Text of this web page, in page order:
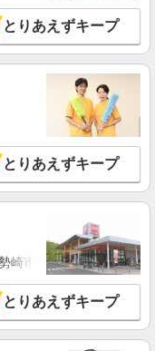
追加で支給します。 ■
販売手当、資格手当
バースデー手当 ★交通
定有) ゜・。○。・゜
詳細を見る
スタッフ
経験・能力による） ※
・゜+゜ 入社祝い金10
softbankショップ
詳細を見る
バンク】
ンセンティブ、職能評
★交通費別途支給（規定
とりあえずキープ
とりあえずキープ
崎市・太田市・館林市
とりあえずキープ